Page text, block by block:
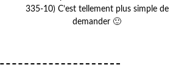
335-10) C’est tellement plus simple de
demander 🙂